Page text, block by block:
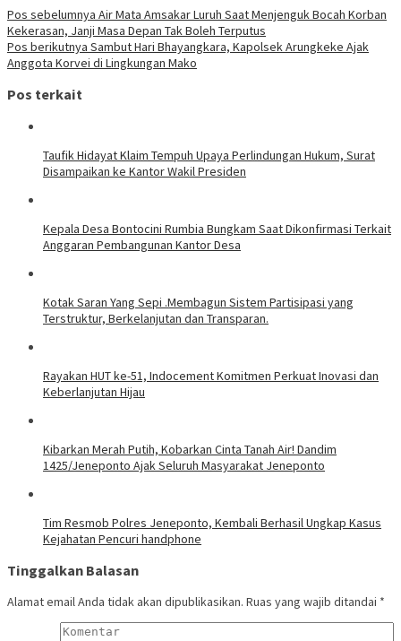
Pos sebelumnya Air Mata Amsakar Luruh Saat Menjenguk Bocah Korban
Kekerasan, Janji Masa Depan Tak Boleh Terputus
Pos berikutnya Sambut Hari Bhayangkara, Kapolsek Arungkeke Ajak
Anggota Korvei di Lingkungan Mako
Pos terkait
Taufik Hidayat Klaim Tempuh Upaya Perlindungan Hukum, Surat
Disampaikan ke Kantor Wakil Presiden
Kepala Desa Bontocini Rumbia Bungkam Saat Dikonfirmasi Terkait
Anggaran Pembangunan Kantor Desa
Kotak Saran Yang Sepi .Membagun Sistem Partisipasi yang
Terstruktur, Berkelanjutan dan Transparan.
Rayakan HUT ke-51, Indocement Komitmen Perkuat Inovasi dan
Keberlanjutan Hijau
Kibarkan Merah Putih, Kobarkan Cinta Tanah Air! Dandim
1425/Jeneponto Ajak Seluruh Masyarakat Jeneponto
Tim Resmob Polres Jeneponto, Kembali Berhasil Ungkap Kasus
Kejahatan Pencuri handphone
Tinggalkan Balasan
Alamat email Anda tidak akan dipublikasikan. Ruas yang wajib ditandai *